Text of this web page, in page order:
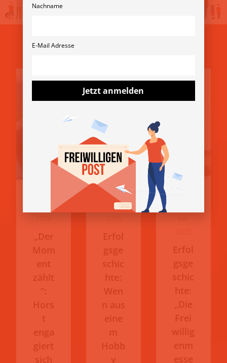
Aus unserem Blog
„Der
Mom
ent
zählt
“:
Hors
t
enga
giert
sich
Erfol
gsge
schic
hte:
Wen
n aus
eine
m
Hobb
y
27.
Mai
Erfol
gsge
schic
hte:
„Die
Frei
willig
enm
esse
28.
Nachname
E-Mail Adresse
Jetzt anmelden